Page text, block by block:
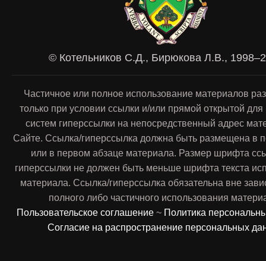
© Котельников С.Д., Бирюкова Л.В.,
Частичное или полное использование материалов
только при условии ссылки и/или прямой открытой
систем гиперссылки на непосредственный адрес
Сайте. Ссылка/гиперссылка должна быть размещена в
или в первом абзаце материала. Размер шрифта
гиперссылки не должен быть меньше шрифта текста
материала. Ссылка/гиперссылка обязательна вне
полного либо частичного использования
Пользовательское соглашение ~ Политика
Согласие на распространение персональных